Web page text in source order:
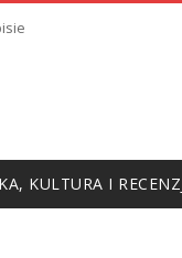
KULTURA I